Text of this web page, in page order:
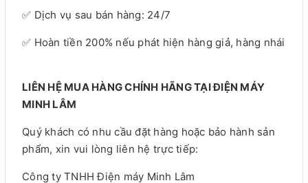
✅ Dịch vụ sau bán hàng: 24/7
✅ Hoàn tiền 200% nếu phát hiện hàng giả, hàng nhái
LIÊN HỆ MUA HÀNG CHÍNH HÃNG TẠI ĐIỆN MÁY
MINH LÂM
Quý khách có nhu cầu đặt hàng hoặc bảo hành sản
phẩm, xin vui lòng liên hệ trực tiếp:
Công ty TNHH Điện máy Minh Lâm